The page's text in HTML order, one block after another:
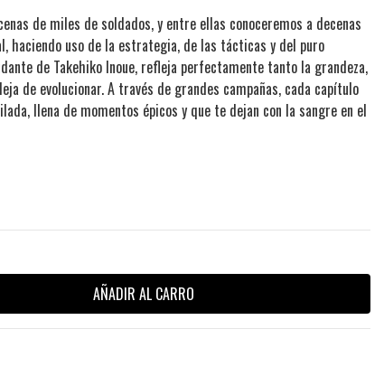
de miles de soldados, y entre ellas conoceremos a decenas
haciendo uso de la estrategia, de las tácticas y del puro
de Takehiko Inoue, refleja perfectamente tanto la grandeza,
de evolucionar. A través de grandes campañas, cada capítulo
llena de momentos épicos y que te dejan con la sangre en el